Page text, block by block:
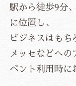
駅から徒歩9分
に位置し、
ビジネスはも
メッセなどへの
ベント利用時に